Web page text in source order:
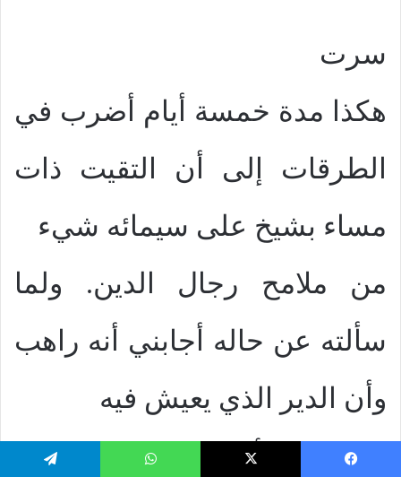
سرت
هكذا مدة خمسة أيام أضرب في
الطرقات إلى أن التقيت ذات
مساء بشيخ على سيمائه شيء
من ملامح رجال الدين. ولما
سألته عن حاله أجابني أنه راهب
وأن الدير الذي يعيش فيه
مع بعض الأخوة يقع على عشرة